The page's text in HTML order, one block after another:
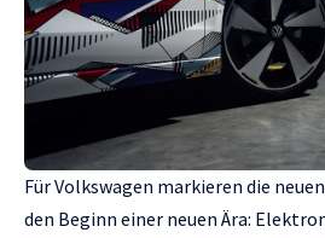
Für Volkswagen markieren die
den Beginn einer neuen Ära: